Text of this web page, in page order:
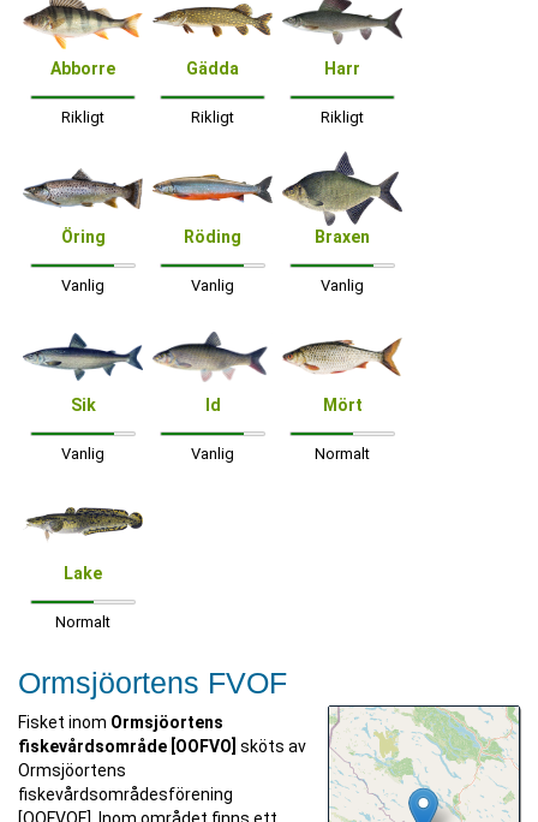
Abborre
Rikligt
Gädda
Rikligt
Harr
Rikligt
Öring
Vanlig
Röding
Vanlig
Braxen
Vanlig
Sik
Vanlig
Id
Vanlig
Mört
Normalt
Lake
Normalt
Ormsjöortens FVOF
Fisket inom Ormsjöortens
fiskevårdsområde [OOFVO] sköts av
Ormsjöortens
fiskevårdsområdesförening